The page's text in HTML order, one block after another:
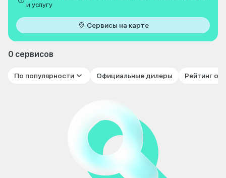
и услугу
Сервисы на карте
0 сервисов
По популярности Официальные дилеры Рейтинг